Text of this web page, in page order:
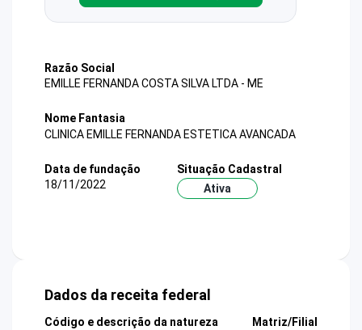
Razão Social
EMILLE FERNANDA COSTA SILVA LTDA - ME
Nome Fantasia
CLINICA EMILLE FERNANDA ESTETICA AVANCADA
Data de fundação
18/11/2022
Situação Cadastral
Ativa
Dados da receita federal
Código e descrição da natureza
Matriz/Filial